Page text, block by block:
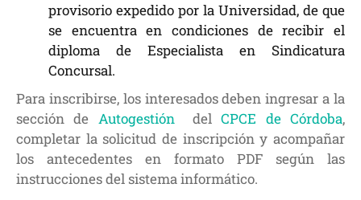
provisorio expedido por la Universidad, de que
se encuentra en condiciones de recibir el
diploma de Especialista en Sindicatura
Concursal.
Para inscribirse, los interesados deben ingresar a la
sección de Autogestión delCPCE de Córdoba,
completar la solicitud de inscripción y acompañar
los antecedentes en formato PDF según las
instrucciones del sistema informático.